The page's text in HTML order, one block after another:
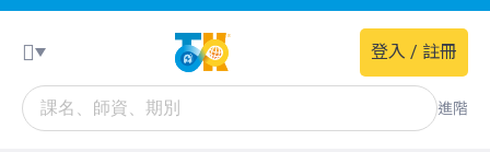
進階
登入 / 註冊